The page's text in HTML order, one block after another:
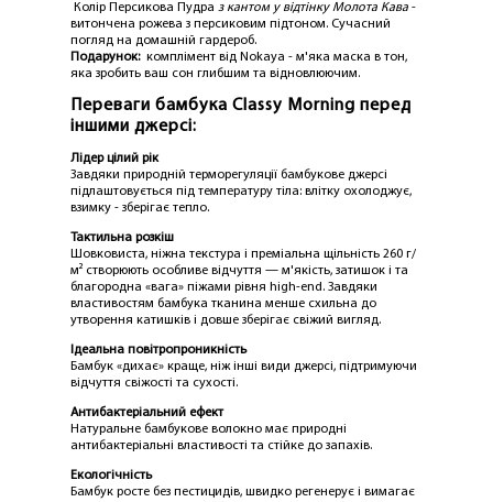
Колір Персикова Пудра з кантом у відтінку Молота Кава -
витончена рожева з персиковим підтоном. Сучасний
погляд на домашній гардероб.
Подарунок:комплімент від Nokaya - м'яка маска в тон,
яка зробить ваш сон глибшим та відновлюючим.
Переваги бамбука Classy Morning перед
іншими джерсі:
Лідер цілий рік
Завдяки природній терморегуляції бамбукове джерсі
підлаштовується під температуру тіла: влітку охолоджує,
взимку - зберігає тепло.
Тактильна розкіш
Шовковиста, ніжна текстура і преміальна щільність 260 г/
м² створюють особливе відчуття — м'якість, затишок і та
благородна «вага» піжами рівня high-end. Завдяки
властивостям бамбука тканина менше схильна до
утворення катишків і довше зберігає свіжий вигляд.
Ідеальна повітропроникність
Бамбук «дихає» краще, ніж інші види джерсі, підтримуючи
відчуття свіжості та сухості.
Антибактеріальний ефект
Натуральне бамбукове волокно має природні
антибактеріальні властивості та стійке до запахів.
Екологічність
Бамбук росте без пестицидів, швидко регенерує і вимагає
ЛАСКАВО ПРОСИМО ДО
NOSOVSKI.COM! ПРИЙМІТЬ ВІД НАС
ПЕРШЕ ПОКУПКУ